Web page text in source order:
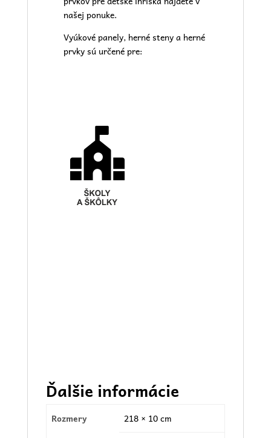
našejponuke.
Vyúkové panely, herné steny a herné
prvky sú určené pre:
Ďalšie informácie
Rozmery 218 × 10 cm